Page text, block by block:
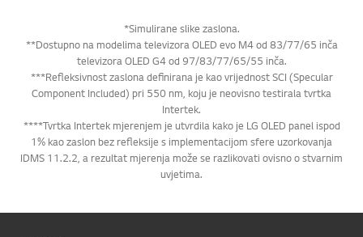
*Simulirane slike zaslona.
**Dostupno na modelima televizora OLED evo M4 od 83/77/65 inča
televizora OLED G4 od 97/83/77/65/55 inča.
***Refleksivnost zaslona definirana je kao vrijednost SCI (Specular
Component Included) pri 550 nm, koju je neovisno testirala tvrtka
Intertek.
****Tvrtka Intertek mjerenjem je utvrdila kako je LG OLED panel ispod
1% kao zaslon bez refleksije s implementacijom sfere uzorkovanja
IDMS 11.2.2, a rezultat mjerenja može se razlikovati ovisno o stvarnim
uvjetima.